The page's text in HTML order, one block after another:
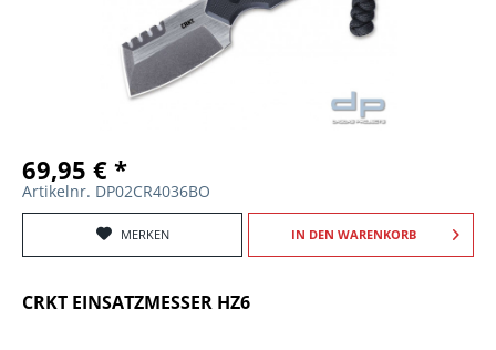
69,95 € *
Artikelnr. DP02CR4036BO
MERKEN IN DEN WARENKORB
CRKT EINSATZMESSER HZ6